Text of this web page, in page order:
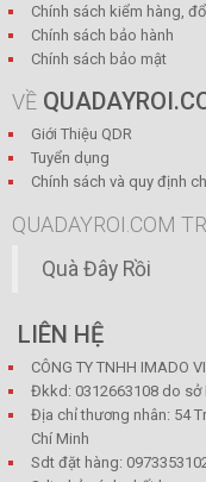
Chính sách kiểm hàng,
Chính sách bảo hành
Chính sách bảo mật
VỀ
Giới Thiệu QDR
Tuyển dụng
Chính sách và quy định
QUADAYROI.COM
Quà Đây Rồi
LIÊN HỆ
CÔNG TY TNHH IMADO
Đkkd: 0312663108 do sở
Địa chỉ thương nhân: 54
Chí Minh
Sdt đặt hàng: